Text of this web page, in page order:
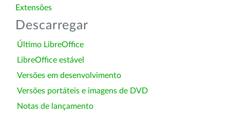
Extensões
Descarregar
Último LibreOffice
LibreOffice estável
Versões em desenvolvimento
Versões portáteis e imagens de DVD
Notas de lançamento